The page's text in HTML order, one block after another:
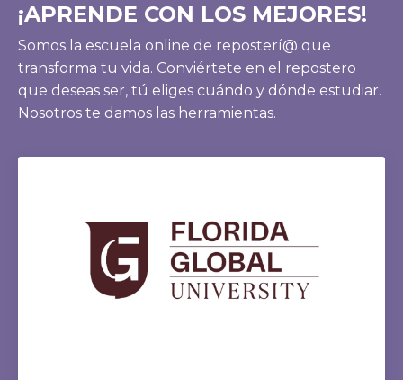
¡APRENDE CON LOS MEJORES!
Somos la escuela online de reposterí@ que
transforma tu vida. Conviértete en el repostero
que deseas ser, tú eliges cuándo y dónde estudiar.
Nosotros te damos las herramientas.